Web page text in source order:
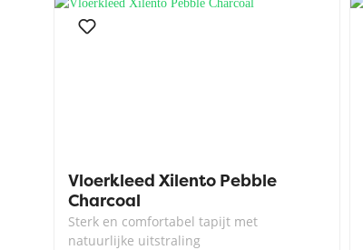
Vloerkleed Xilento Pebble
Charcoal
Sterk en comfortabel tapijt met
natuurlijke uitstraling